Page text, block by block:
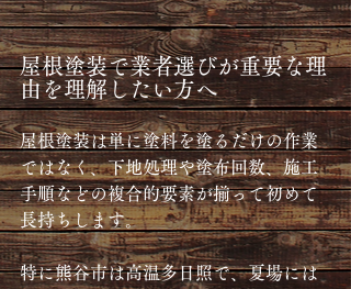
屋根塗装で業者選びが重要な理
由を理解したい方へ
屋根塗装は単に塗料を塗るだけの作業
ではなく、下地処理や塗布回数、施工
手順などの複合的要素が揃って初めて
長持ちします。
特に熊谷市は高温多日照で、夏場には